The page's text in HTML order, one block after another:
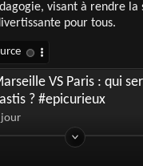
visant à rendre la
pour tous.
VS Paris : qui
? #epicurieux
jour